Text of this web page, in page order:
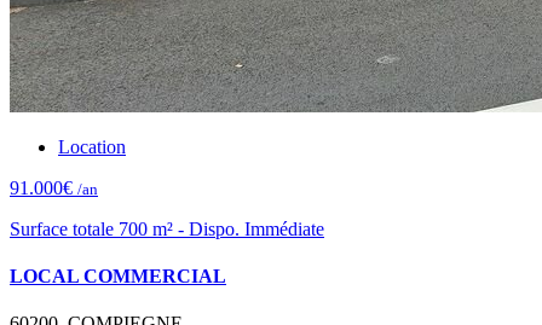
Location
91.000€ /an
Surface totale 700 m² - Dispo. Immédiate
LOCAL COMMERCIAL